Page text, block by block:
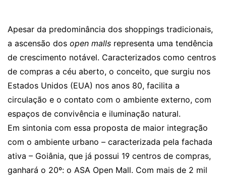
Apesar da predominância dos shoppings tradicionais,
a ascensão dos open malls representa uma tendência
de crescimento notável. Caracterizados como centros
de compras a céu aberto, o conceito, que surgiu nos
Estados Unidos (EUA) nos anos 80, facilita a
circulação e o contato com o ambiente externo, com
espaços de convivência e iluminação natural.
Em sintonia com essa proposta de maior integração
com o ambiente urbano – caracterizada pela fachada
ativa – Goiânia, que já possui 19 centros de compras,
ganhará o 20º: o ASA Open Mall. Com mais de 2 mil